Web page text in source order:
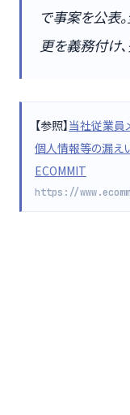
で事案を公表
更を義務付け
【参照】当社従業員
個人情報等の漏え
ECOMMIT
https://